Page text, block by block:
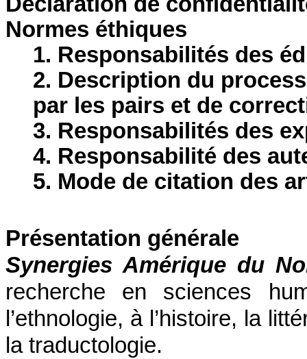
Normes éthiques
1. Responsabilités des
2. Description du
par les pairs et de
3. Responsabilités des
4. Responsabilité des
5. Mode de citation des
Présentation générale
Synergies Amérique du
recherche en sciences
l’ethnologie, à l’histoire, la
la traductologie.